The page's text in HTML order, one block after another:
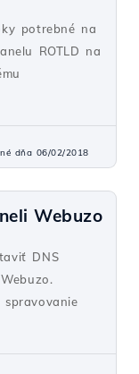
potrebné na
ROTLD na
dňa 06/02/2018
Webuzo
DNS